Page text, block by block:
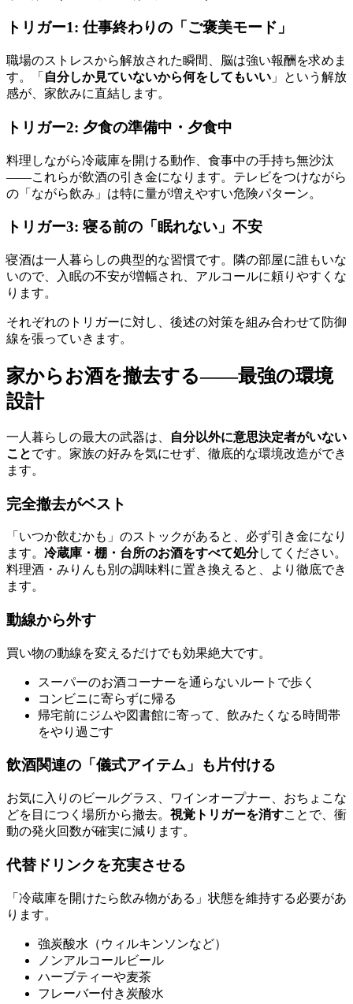
トリガー1: 仕事終わりの「ご褒美モード」
職場のストレスから解放された瞬間、脳は強い報酬を求めま
す。「 自分しか見ていないから何をしてもいい 」という解放
感が、家飲みに直結します。
トリガー2: 夕食の準備中・夕食中
料理しながら冷蔵庫を開ける動作、食事中の手持ち無沙汰
——これらが飲酒の引き金になります。テレビをつけながら
の「ながら飲み」は特に量が増えやすい危険パターン。
トリガー3: 寝る前の「眠れない」不安
寝酒は一人暮らしの典型的な習慣です。隣の部屋に誰もいな
いので、入眠の不安が増幅され、アルコールに頼りやすくな
ります。
それぞれのトリガーに対し、後述の対策を組み合わせて防御
線を張っていきます。
家からお酒を撤去する——最強の環境
設計
一人暮らしの最大の武器は、
自分以外に意思決定者がいない
ことです。家族の好みを気にせず、徹底的な環境改造ができ
ます。
完全撤去がベスト
「いつか飲むかも」のストックがあると、必ず引き金になり
ます。 冷蔵庫・棚・台所のお酒をすべて処分してください。
料理酒・みりんも別の調味料に置き換えると、より徹底でき
ます。
動線から外す
買い物の動線を変えるだけでも効果絶大です。
スーパーのお酒コーナーを通らないルートで歩く
コンビニに寄らずに帰る
帰宅前にジムや図書館に寄って、飲みたくなる時間帯
をやり過ごす
飲酒関連の「儀式アイテム」も片付ける
お気に入りのビールグラス、ワインオープナー、おちょこな
どを目につく場所から撤去。 視覚トリガーを消すことで、衝
動の発火回数が確実に減ります。
代替ドリンクを充実させる
「冷蔵庫を開けたら飲み物がある」状態を維持する必要があ
ります。
強炭酸水（ウィルキンソンなど）
ノンアルコールビール
ハーブティーや麦茶
フレーバー付き炭酸水